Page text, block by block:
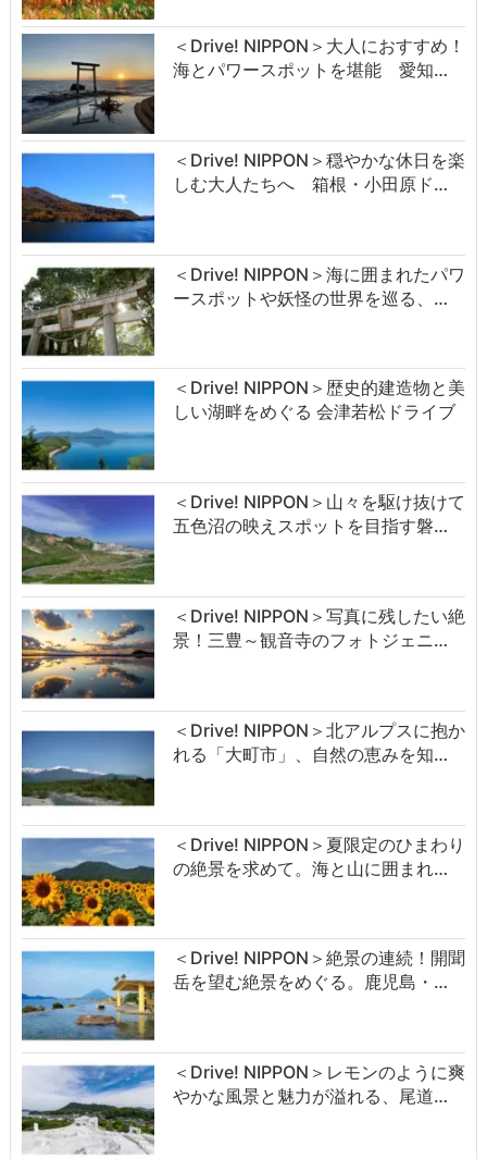
＜Drive! NIPPON＞大人におすすめ！
海とパワースポットを堪能 愛知…
＜Drive! NIPPON＞穏やかな休日を楽
しむ大人たちへ 箱根・小田原ド…
＜Drive! NIPPON＞海に囲まれたパワ
ースポットや妖怪の世界を巡る、…
＜Drive! NIPPON＞歴史的建造物と美
しい湖畔をめぐる 会津若松ドライブ
＜Drive! NIPPON＞山々を駆け抜けて
五色沼の映えスポットを目指す磐…
＜Drive! NIPPON＞写真に残したい絶
景！三豊～観音寺のフォトジェニ…
＜Drive! NIPPON＞北アルプスに抱か
れる「大町市」、自然の恵みを知…
＜Drive! NIPPON＞夏限定のひまわり
の絶景を求めて。海と山に囲まれ…
＜Drive! NIPPON＞絶景の連続！開聞
岳を望む絶景をめぐる。鹿児島・…
＜Drive! NIPPON＞レモンのように爽
やかな風景と魅力が溢れる、尾道…